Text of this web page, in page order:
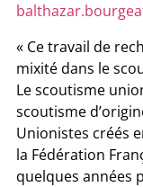
« Ce travail de
mixité dans le
Le scoutisme
scoutisme
Unionistes créés
la Fédération
quelques années